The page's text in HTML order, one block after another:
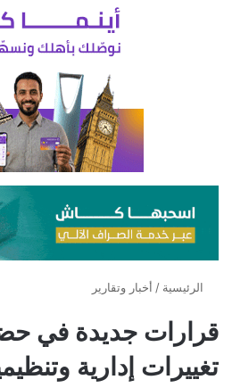
الرئيسية / أخبار وتقارير
قرارات جديدة في
تغييرات إدارية